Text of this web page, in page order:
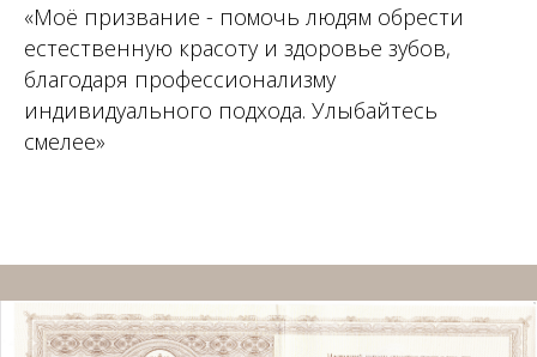
«Моё призвание - помочь людям обрести
естественную красоту и здоровье зубов,
благодаря профессионализму
индивидуального подхода. Улыбайтесь
смелее»